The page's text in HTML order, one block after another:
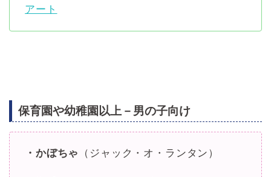
アート
保育園や幼稚園以上－男の子向け
・かぼちゃ （ジャック・オ・ランタン）